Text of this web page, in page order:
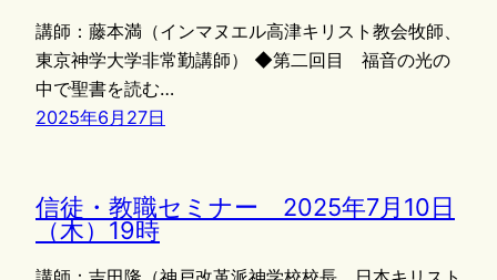
講師：藤本満（インマヌエル高津キリスト教会牧師、
東京神学大学非常勤講師） ◆第二回目 福音の光の
中で聖書を読む…
2025年6月27日
信徒・教職セミナー 2025年7月10日
（木）19時